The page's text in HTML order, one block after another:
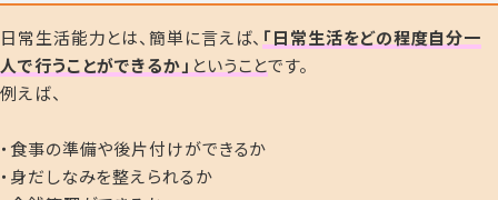
日常生活能力とは、簡単に言えば、 「日常生活をどの程度自分一
人で行うことができるか」 ということです。
例えば、
・食事の準備や後片付けができるか
・身だしなみを整えられるか